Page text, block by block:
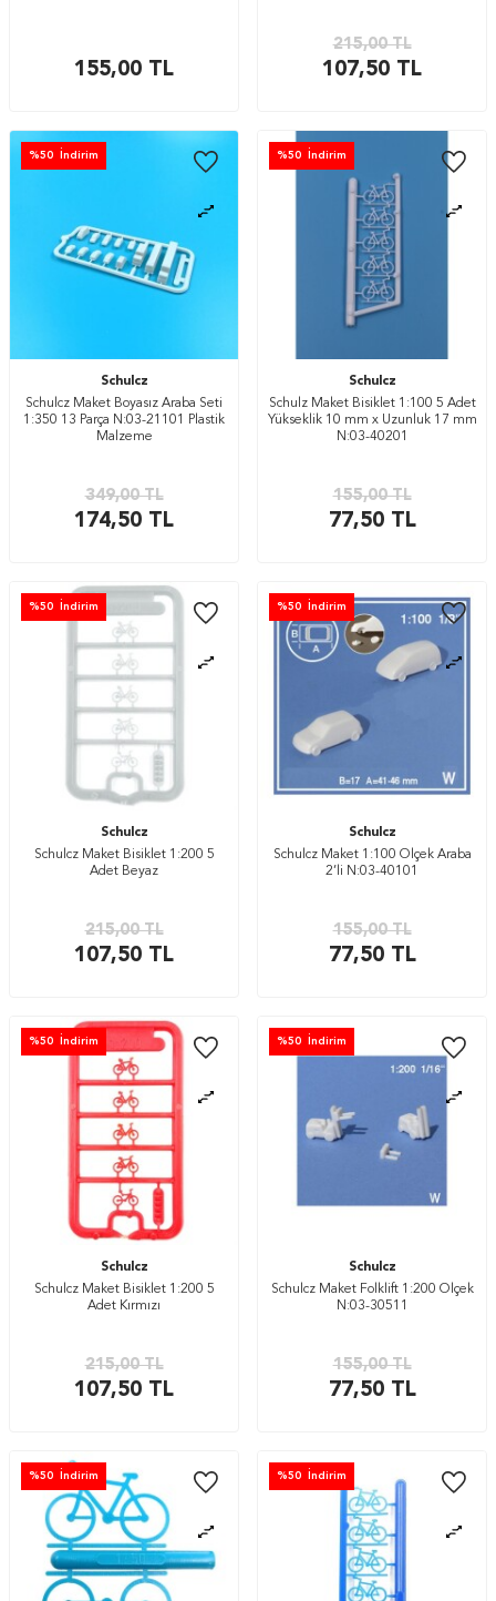
155,00 TL
215,00TL
107,50 TL
%50 İndirim
Schulcz
Schulcz Maket Boyasız Araba Seti
1:350 13 Parça N:03-21101 Plastik
Malzeme
349,00TL
174,50 TL
%50 İndirim
Schulcz
Schulz Maket Bisiklet 1:100 5 Adet
Yükseklik 10 mm x Uzunluk 17 mm
N:03-40201
155,00TL
77,50TL
%50 İndirim
Schulcz
Schulcz Maket Bisiklet 1:200 5
Adet Beyaz
215,00TL
107,50 TL
%50 İndirim
Schulcz
Schulcz Maket 1:100 Ölçek Araba
2’li N:03-40101
155,00TL
77,50TL
%50 İndirim
Schulcz
Schulcz Maket Bisiklet 1:200 5
Adet Kırmızı
215,00TL
107,50 TL
%50 İndirim
Schulcz
Schulcz Maket Folklift 1:200 Ölçek
N:03-30511
155,00TL
77,50TL
%50 İndirim %50 İndirim